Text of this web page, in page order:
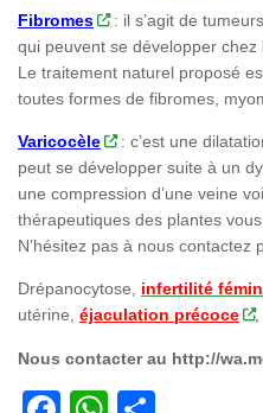
Fibromes
: il s’agit de
qui peuvent se développer
Le traitement naturel proposé
toutes formes de fibromes,
Varicocèle
: c’est une
peut se développer suite à un
une compression d’une veine
thérapeutiques des plantes
N’hésitez pas à nous
Drépanocytose, infertilité
utérine, éjaculation précoce ,
Nous contacter au http://